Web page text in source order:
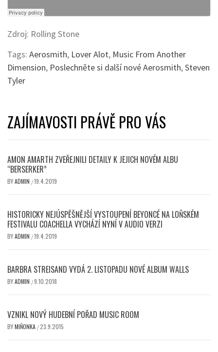
Zdroj: Rolling Stone
Tags: Aerosmith, Lover Alot, Music From Another
Dimension, Poslechněte si další nové Aerosmith,Steven
Tyler
ZAJÍMAVOSTI PRÁVĚ PRO VÁS
AMON AMARTH ZVEŘEJNILI DETAILY K JEJICH NOVÉM ALBU
“BERSERKER”
BYADMIN /19.4.2019
HISTORICKY NEJÚSPĚŠNĚJŠÍ VYSTOUPENÍ BEYONCÉ NA LOŇSKÉM
FESTIVALU COACHELLA VYCHÁZÍ NYNÍ V AUDIO VERZI
BYADMIN /19.4.2019
BARBRA STREISAND VYDÁ 2. LISTOPADU NOVÉ ALBUM WALLS
BYADMIN /9.10.2018
VZNIKL NOVÝ HUDEBNÍ POŘAD MUSIC ROOM
BYMIŇONKA /23.9.2015